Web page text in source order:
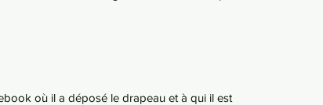
où il a déposé le drapeau et à qui il est